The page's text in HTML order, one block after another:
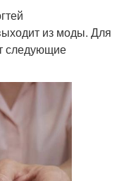
из моды. Для
следующие